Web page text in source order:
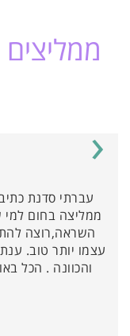
עברתי סדנת
ממליצה בחום
השראה,רוצה
עצמו יותר טוב.
והכוונה . הכל
‹